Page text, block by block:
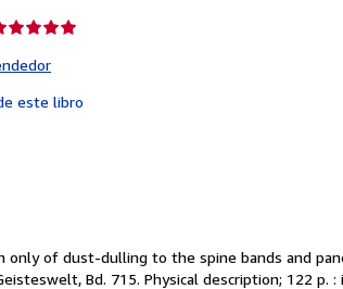
este libro
of dust-dulling to the spine bands and
Bd. 715. Physical description; 122 p. :